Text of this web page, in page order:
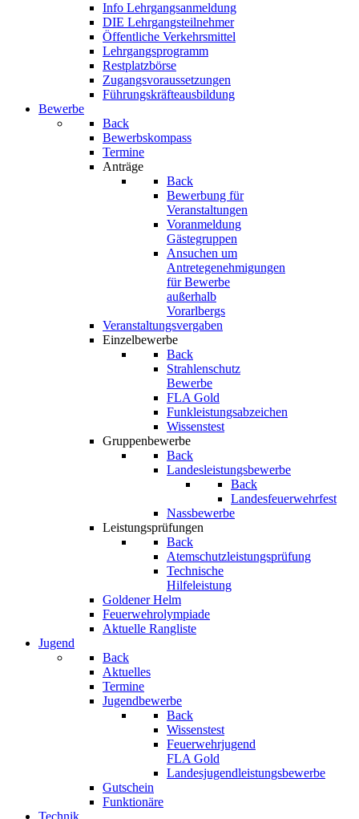
Info Lehrgangsanmeldung
DIE Lehrgangsteilnehmer
Öffentliche Verkehrsmittel
Lehrgangsprogramm
Restplatzbörse
Zugangsvoraussetzungen
Führungskräfteausbildung
Bewerbe
Back
Bewerbskompass
Termine
Anträge
Back
Bewerbung für
Veranstaltungen
Voranmeldung
Gästegruppen
Ansuchen um
Antretegenehmigungen
für Bewerbe
außerhalb
Vorarlbergs
Veranstaltungsvergaben
Einzelbewerbe
Back
Strahlenschutz
Bewerbe
FLA Gold
Funkleistungsabzeichen
Wissenstest
Gruppenbewerbe
Back
Landesleistungsbewerbe
Back
Landesfeuerwehrfest
Nassbewerbe
Leistungsprüfungen
Back
Atemschutzleistungsprüfung
Technische
Hilfeleistung
Goldener Helm
Feuerwehrolympiade
Aktuelle Rangliste
Jugend
Back
Aktuelles
Termine
Jugendbewerbe
Back
Wissenstest
Feuerwehrjugend
FLA Gold
Landesjugendleistungsbewerbe
Gutschein
Funktionäre
Technik